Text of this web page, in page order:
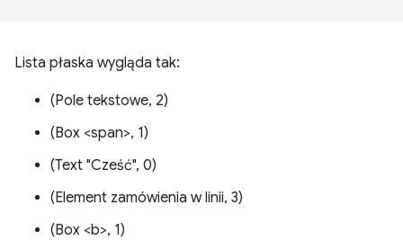
Lista płaska wygląda tak:
(Pole tekstowe, 2)
(Box <span>, 1)
(Text "Cześć", 0)
(Element zamówienia w linii, 3)
(Box <b>, 1)